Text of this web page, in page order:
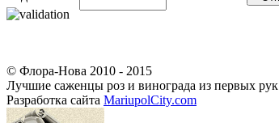
© Флора-Нова 2010 - 2015
Лучшие саженцы роз и винограда из первых рук
Разработка сайта MariupolCity.com